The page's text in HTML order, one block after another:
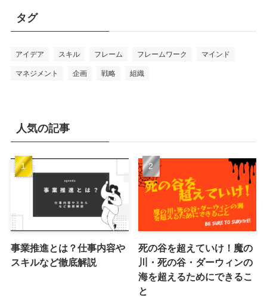
ー
タグ
アイデア スキル フレーム フレームワーク マインド
マネジメント 企画 戦略 組織
人気の記事
事業推進とは？仕事内容や
スキルなど徹底解説
死の谷を超えていけ！魔の
川・死の谷・ダーウィンの
海を超えるためにできるこ
と